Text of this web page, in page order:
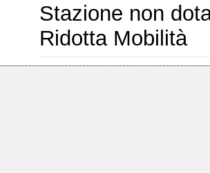
Stazione non
Ridotta Mobilità